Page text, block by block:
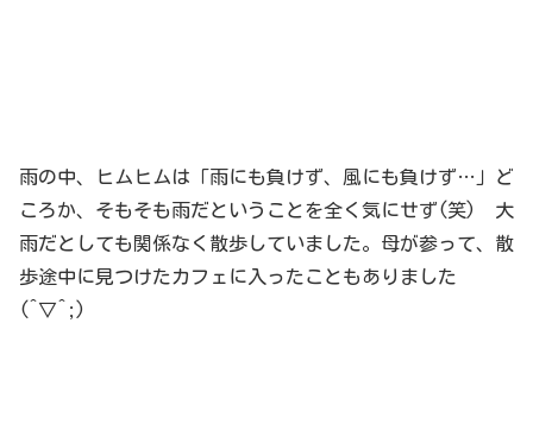
雨の中、ヒムヒムは「雨にも負けず、風にも負けず…」ど
ころか、そもそも雨だということを全く気にせず(笑) 大
雨だとしても関係なく散歩していました。母が参って、散
歩途中に見つけたカフェに入ったこともありました
(^▽^;)